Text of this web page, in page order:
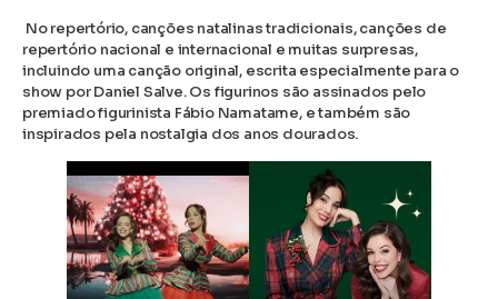
No repertório, canções natalinas tradicionais, canções de
repertório nacional e internacional e muitas surpresas,
incluindo uma canção original, escrita especialmente para o
show por Daniel Salve. Os figurinos são assinados pelo
premiado figurinista Fábio Namatame, e também são
inspirados pela nostalgia dos anos dourados.